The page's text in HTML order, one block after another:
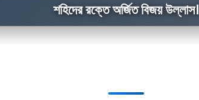
শহিদের রক্তে অর্জিত বিজয় উল্লাস।